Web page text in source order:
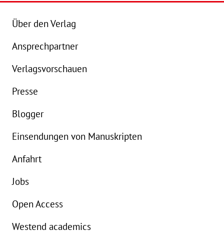
Über den Verlag
Ansprechpartner
Verlagsvorschauen
Presse
Blogger
Einsendungen von Manuskripten
Anfahrt
Jobs
Open Access
Westend academics